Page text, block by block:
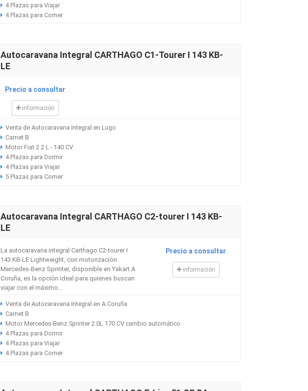
4 Plazas para Viajar
4 Plazas para Comer
Autocaravana Integral CARTHAGO C1-Tourer I 143 KB-
LE
Precio a consultar
información
Venta de Autocaravana Integral en Lugo
Carnet B
Motor Fiat 2.2 L - 140 CV
4 Plazas para Dormir
4 Plazas para Viajar
5 Plazas para Comer
Autocaravana Integral CARTHAGO C2-tourer I 143 KB-
LE
La autocaravana integral Carthago C2-tourer I
143 KB-LE Lightweight, con motorización
Mercedes-Benz Sprinter, disponible en Yakart A
Coruña, es la opción ideal para quienes buscan
viajar con el máximo...
Precio a consultar
información
Venta de Autocaravana Integral en A Coruña
Carnet B
Motor Mercedes-Benz Sprinter 2.0L 170 CV cambio automático
4 Plazas para Dormir
4 Plazas para Viajar
4 Plazas para Comer